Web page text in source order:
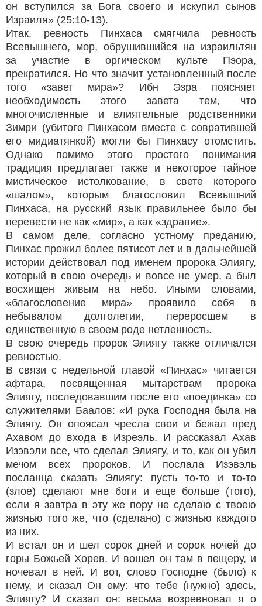
он вступился за Бога своего и искупил сынов
Израиля» (25:10-13).
Итак, ревность Пинхаса смягчила ревность
Всевышнего, мор, обрушившийся на израильтян
за участие в оргическом культе Пэора,
прекратился. Но что значит установленный после
того «завет мира»? Ибн Эзра поясняет
необходимость этого завета тем, что
многочисленные и влиятельные родственники
Зимри (убитого Пинхасом вместе с совратившей
его мидиатянкой) могли бы Пинхасу отомстить.
Однако помимо этого простого понимания
традиция предлагает также и некоторое тайное
мистическое истолкование, в свете которого
«шалом», которым благословил Всевышний
Пинхаса, на русский язык правильнее было бы
перевести не как «мир», а как «здравие».
В самом деле, согласно устному преданию,
Пинхас прожил более пятисот лет и в дальнейшей
истории действовал под именем пророка Элиягу,
который в свою очередь и вовсе не умер, а был
восхищен живым на небо. Иными словами,
«благословение мира» проявило себя в
небывалом долголетии, переросшем в
единственную в своем роде нетленность.
В свою очередь пророк Элиягу также отличался
ревностью.
В связи с недельной главой «Пинхас» читается
афтара, посвященная мытарствам пророка
Элиягу, последовавшим после его «поединка» со
служителями Баалов: «И рука Господня была на
Элиягу. Он опоясал чресла свои и бежал пред
Ахавом до входа в Изреэль. И рассказал Ахав
Изэвэли все, что сделал Элиягу, и то, как он убил
мечом всех пророков. И послала Изэвэль
посланца сказать Элиягу: пусть то-то и то-то
(злое) сделают мне боги и еще больше (того),
если я завтра в эту же пору не сделаю с твоею
жизнью того же, что (сделано) с жизнью каждого
из них.
И встал он и шел сорок дней и сорок ночей до
горы Божьей Хорев. И вошел он там в пещеру, и
ночевал в ней. И вот, слово Господне (было) к
нему, и сказал Он ему: что тебе (нужно) здесь,
Элиягу? И сказал он: весьма возревновал я о